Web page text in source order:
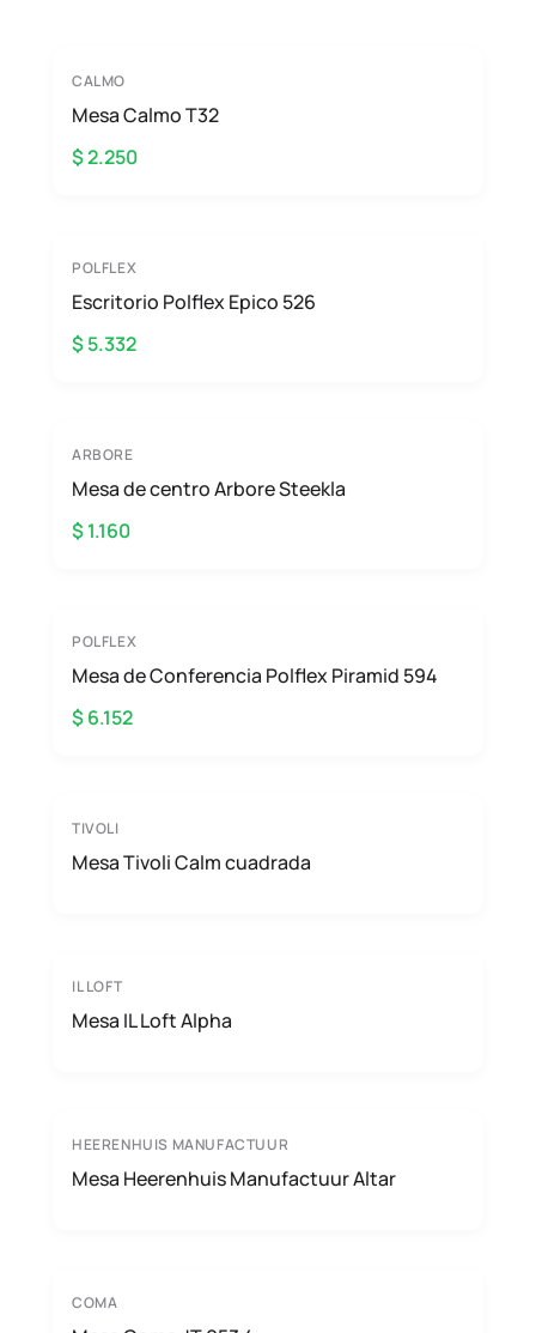
CALMO
Mesa Calmo T32
$ 2.250
POLFLEX
Escritorio Polflex Epico 526
$ 5.332
ARBORE
Mesa de centro Arbore Steekla
$ 1.160
POLFLEX
Mesa de Conferencia Polflex Piramid 594
$ 6.152
TIVOLI
Mesa Tivoli Calm cuadrada
IL LOFT
Mesa IL Loft Alpha
HEERENHUIS MANUFACTUUR
Mesa Heerenhuis Manufactuur Altar
COMA